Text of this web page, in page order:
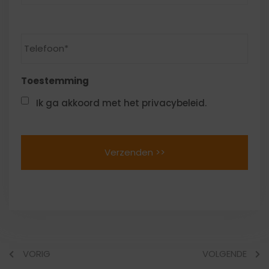
Toestemming
Ik ga akkoord met het privacybeleid.
VORIG VOLGENDE